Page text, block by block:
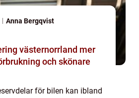
Anna Bergqvist
västernorrland mer
och skönare
för bilen kan ibland